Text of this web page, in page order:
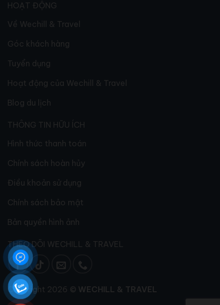
HOẠT ĐỘNG
Về Wechill & Travel
Góc khách hàng
Tuyển dụng
Hoạt động của Wechill & Travel
Blog du lịch
THÔNG TIN HỮU ÍCH
Hình thức thanh toán
Chính sách hoàn hủy
Điều khoản sử dụng
Chính sách bảo mật
Bản quyền hình ảnh
THEO DÕI WECHILL & TRAVEL
Copyright 2026 © WECHILL & TRAVEL